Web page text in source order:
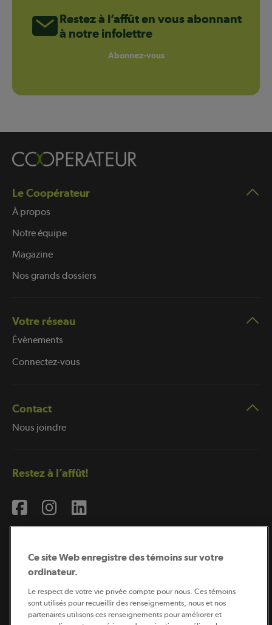
Restez à l’affût en vous abonnant
à notre infolettre
Abonnez-vous
Le Coopérateur
À propos
Notre équipe
Magazine
Nos grands dossiers
Votre réseau
Évènements
Connectez-vous
Contact
Nous joindre
Restez à l’affût!
Ce site Web enregistre des témoins sur votre
ordinateur.
Le respect de votre vie privée compte pour nous. Ces témoins
sont utilisés pour recueillir des renseignements, nous et nos
partenaires utilisons ces renseignements pour améliorer et